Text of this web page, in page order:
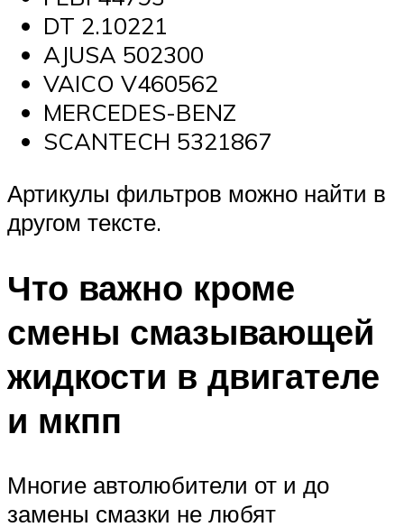
DT 2.10221
AJUSA 502300
VAICO V460562
MERCEDES-BENZ
SCANTECH 5321867
Артикулы фильтров можно найти в
другом тексте.
Что важно кроме
смены смазывающей
жидкости в двигателе
и мкпп
Многие автолюбители от и до
замены смазки не любят